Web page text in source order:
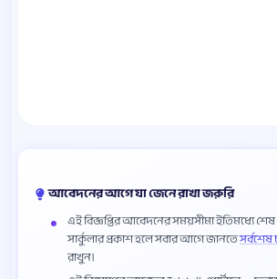
আবেদনের আগে যা জেনে রাখা জরুরি
এই বিজ্ঞপ্তির আবেদনের সময়সীমা ইতিমধ্যে
সার্কুলার প্রকাশ হলে সবার আগে জানতেসর্বশেষ
রাখুন।